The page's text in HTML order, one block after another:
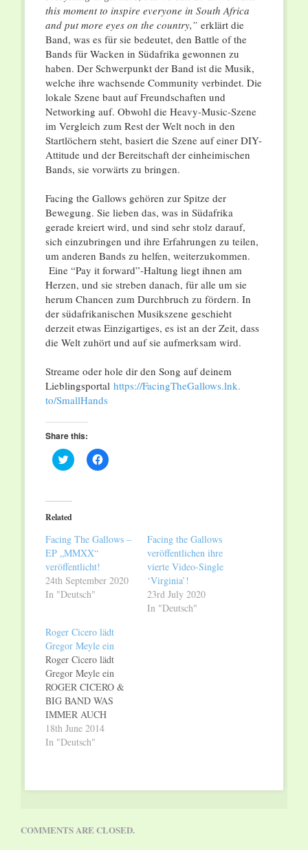
this moment to inspire everyone in South Africa
and put more eyes on the country,”erklärt die
Band, was es für sie bedeutet, den Battle of the
Bands für Wacken in Südafrika gewonnen zu
haben. Der Schwerpunkt der Band ist die Musik,
welche ihre wachsende Community verbindet. Die
lokale Szene baut auf Freundschaften und
Networking auf. Obwohl die Heavy-Music-Szene
im Vergleich zum Rest der Welt noch in den
Startlöchern steht, basiert die Szene auf einer DIY-
Attitude und der Bereitschaft der einheimischen
Bands, sie vorwärts zu bringen.
Facing the Gallows gehören zur Spitze der
Bewegung. Sie lieben das, was in Südafrika
gerade kreiert wird, und sind sehr stolz darauf,
sich einzubringen und ihre Erfahrungen zu teilen,
um anderen Bands zu helfen, weiterzukommen.
Eine “Pay it forward”-Haltung liegt ihnen am
Herzen, und sie streben danach, für alle um sie
herum Chancen zum Durchbruch zu fördern. In
der südafrikanischen Musikszene geschieht
derzeit etwas Einzigartiges, es ist an der Zeit, dass
die Welt zuhört und auf sie aufmerksam wird.
Streame oder hole dir den Song auf deinem
Lieblingsportal https://FacingTheGallows.lnk.
to/SmallHands
Share this:
Click
to
(Opens
in
new
Click
to
Related
Facing The Gallows –
EP „MMXX“
veröffentlicht!
24th September 2020
In "Deutsch"
Facing the Gallows
veröffentlichen ihre
vierte Video-Single
‘Virginia’!
23rd July 2020
In "Deutsch"
Roger Cicero lädt
Gregor Meyle ein
Roger Cicero lädt
Gregor Meyle ein
ROGER CICERO &
BIG BAND WAS
IMMER AUCH
KOMMT -
TOURNEE 2014
Guest mit auf
Tournee. An 17
18th June 2014
In "Deutsch"
COMMENTS ARE CLOSED.